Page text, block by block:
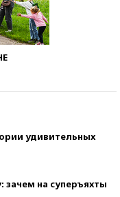
удивительных
зачем на суперъяхты